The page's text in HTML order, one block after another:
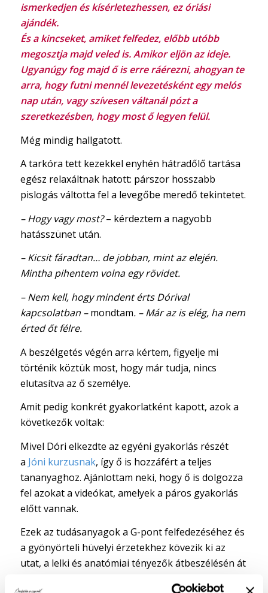
ismerkedjen és kísérletezhessen, ez óriási
ajándék.
És a kincseket, amiket felfedez, előbb utóbb
megosztja majd veled is. Amikor eljön az ideje.
Ugyanúgy fog majd ő is erre ráérezni, ahogyan te
arra, hogy futni mennél levezetésként egy melós
nap után, vagy szívesen váltanál pózt a
szeretkezésben, hogy most ő legyen felül.
Még mindig hallgatott.
A tarkóra tett kezekkel enyhén hátradőlő tartása
egész relaxáltnak hatott: párszor hosszabb
pislogás váltotta fel a levegőbe meredő tekintetet.
– Hogy vagy most?– kérdeztem a nagyobb
hatásszünet után.
– Kicsit fáradtan… de jobban, mint az elején.
Mintha pihentem volna egy rövidet.
– Nem kell, hogy mindent érts Dórival
kapcsolatban –mondtam. – Már az is elég, ha nem
érted őt félre.
A beszélgetés végén arra kértem, figyelje mi
történik köztük most, hogy már tudja, nincs
elutasítva az ő személye.
Amit pedig konkrét gyakorlatként kapott, azok a
következők voltak:
Mivel Dóri elkezdte az egyéni gyakorlás részét
a Jóni kurzusnak, így ő is hozzáfért a teljes
tananyaghoz. Ajánlottam neki, hogy ő is dolgozza
fel azokat a videókat, amelyek a páros gyakorlás
előtt vannak.
Ezek az tudásanyagok a G-pont felfedezéséhez és
a gyönyörteli hüvelyi érzetekhez kövezik ki az
utat, a lelki és anatómiai tényezők átbeszélésén át